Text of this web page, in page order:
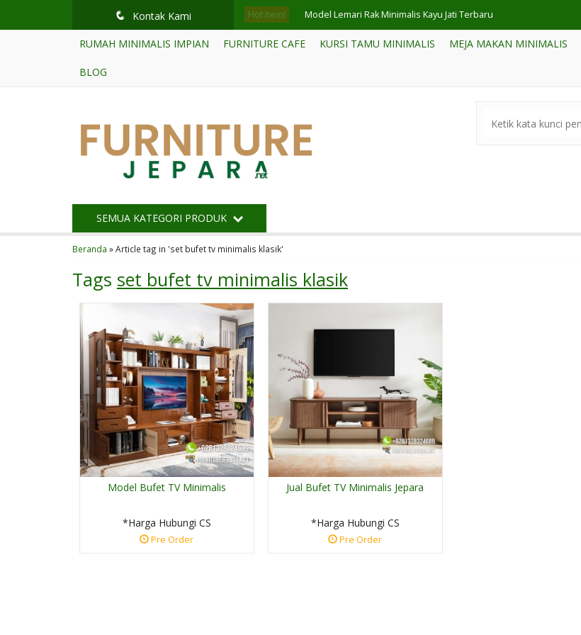
q Kontak Kami Hot Item! Model Lemari Rak Minimalis Kayu Jati Terbaru
Model Tempat Tidur Minimalis Kayu Jati
Bufet Lemari TV Jati Klasik Jepara
RUMAH MINIMALIS IMPIAN FURNITURE CAFE KURSI TAMU MINIMALIS MEJA MAKAN MINIMALIS
BLOG
SEMUA KATEGORI PRODUK
Beranda »Article tag in 'set bufet tv minimalis klasik'
Tags set bufet tv minimalis klasik
Model Bufet TV Minimalis
*Harga Hubungi CS
Pre Order
Jual Bufet TV Minimalis Jepara
*Harga Hubungi CS
Pre Order
Kursi Cafe Jepara Set
*Harga Hubungi CS
Ready Stock
Sofa Minimalis Ruang
*Harga Hubungi CS
Ready Stock